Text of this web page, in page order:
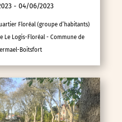
- 04/06/2023
Floréal (groupe d’habitants)
Le Logis-Floréal - Commune de
Boitsfort